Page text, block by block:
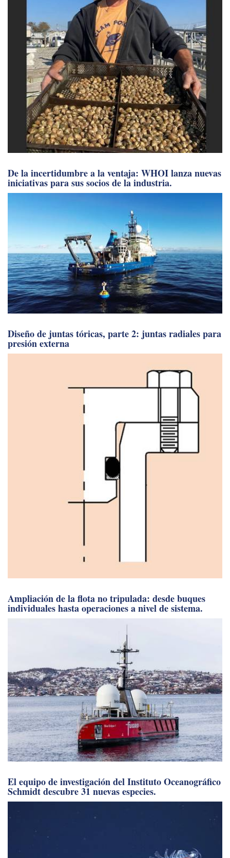
De la incertidumbre a la ventaja: WHOI lanza nuevas
iniciativas para sus socios de la industria.
Diseño de juntas tóricas, parte 2: juntas radiales para
presión externa
Ampliación de la flota no tripulada: desde buques
individuales hasta operaciones a nivel de sistema.
El equipo de investigación del Instituto Oceanográfico
Schmidt descubre 31 nuevas especies.